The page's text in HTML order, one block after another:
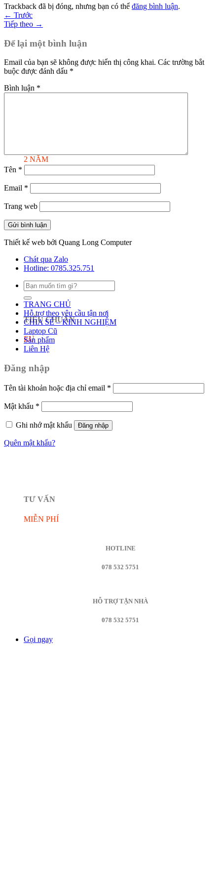
2 NĂM
TIÊU CHUẨN
EU
TƯ VẤN
MIỄN PHÍ
HOTLINE
078 532 5751
HỖ TRỢ TẬN NHÀ
078 532 5751
Gọi ngay
Trackback đã bị đóng, nhưng bạn có thể đăng bình luận.
← Trước
Tiếp theo →
Để lại một bình luận
Email của bạn sẽ không được hiển thị công khai. Các trường bắt
buộc được đánh dấu *
Bình luận *
Tên *
Email *
Trang web
Thiết kế web bởi Quang Long Computer
Chát qua Zalo
Hotline: 0785.325.751
Tìm
kiếm:
TRANG CHỦ
Hỗ trợ theo yêu cầu tận nơi
CHIA SẺ – KINH NGHIỆM
Laptop Cũ
Sản phẩm
Liên Hệ
Đăng nhập
Tên tài khoản hoặc địa chỉ email *
Mật khẩu *
Ghi nhớ mật khẩu Đăng nhập
Quên mật khẩu?